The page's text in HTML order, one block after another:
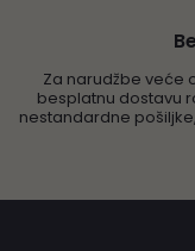
Za narudžbe veće
besplatnu dostavu
nestandardne